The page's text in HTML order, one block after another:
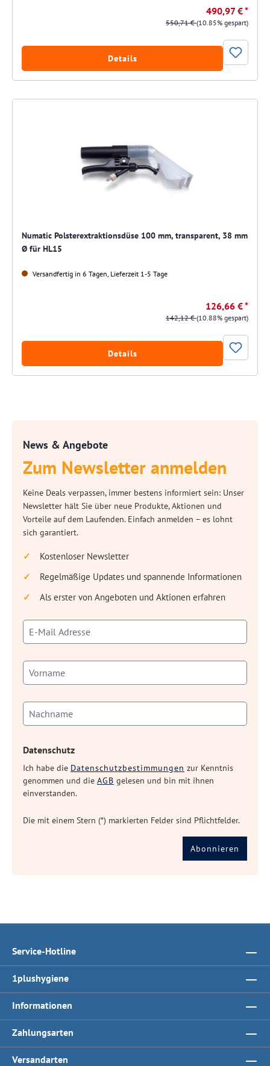
490,97 € *
550,71 €(10.85% gespart)
Details
Numatic Polsterextraktionsdüse 100 mm, transparent, 38 mm
Ø für HL15
Versandfertig in 6 Tagen, Lieferzeit 1-5 Tage
126,66 € *
142,12 €(10.88% gespart)
Details
News & Angebote
Zum Newsletter anmelden
Keine Deals verpassen, immer bestens informiert sein: Unser
Newsletter hält Sie über neue Produkte, Aktionen und
Vorteile auf dem Laufenden. Einfach anmelden – es lohnt
sich garantiert.
Kostenloser Newsletter
Regelmäßige Updates und spannende Informationen
Als erster von Angeboten und Aktionen erfahren
Datenschutz
Ich habe die Datenschutzbestimmungen zur Kenntnis
genommen und die AGB gelesen und bin mit ihnen
einverstanden.
Die mit einem Stern (*) markierten Felder sind Pflichtfelder.
Abonnieren
Service-Hotline
1plushygiene
Informationen
Zahlungsarten
Versandarten